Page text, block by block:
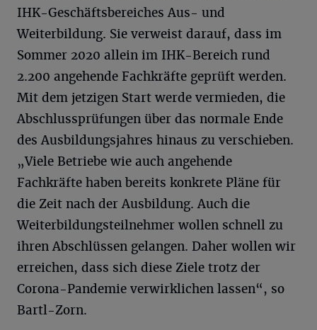
IHK-Geschäftsbereiches Aus- und
Weiterbildung. Sie verweist darauf, dass im
Sommer 2020 allein im IHK-Bereich rund
2.200 angehende Fachkräfte geprüft werden.
Mit dem jetzigen Start werde vermieden, die
Abschlussprüfungen über das normale Ende
des Ausbildungsjahres hinaus zu verschieben.
„Viele Betriebe wie auch angehende
Fachkräfte haben bereits konkrete Pläne für
die Zeit nach der Ausbildung. Auch die
Weiterbildungsteilnehmer wollen schnell zu
ihren Abschlüssen gelangen. Daher wollen wir
erreichen, dass sich diese Ziele trotz der
Corona-Pandemie verwirklichen lassen“, so
Bartl-Zorn.